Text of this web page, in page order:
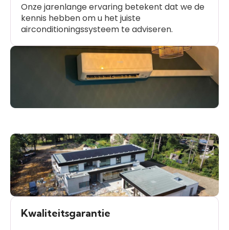
Onze jarenlange ervaring betekent dat we de
kennis hebben om u het juiste
airconditioningssysteem te adviseren.
Kwaliteitsgarantie